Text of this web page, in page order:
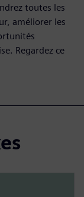
toutes les
améliorer les
Regardez ce